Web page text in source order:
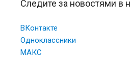
Следите за новостями в
ВКонтакте
Одноклассники
МАКС